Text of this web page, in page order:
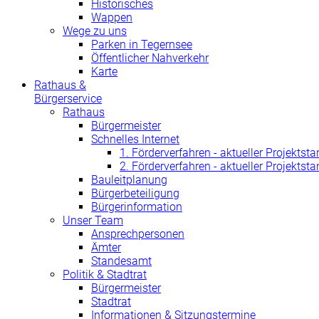
Historisches
Wappen
Wege zu uns
Parken in Tegernsee
Öffentlicher Nahverkehr
Karte
Rathaus &
Bürgerservice
Rathaus
Bürgermeister
Schnelles Internet
1. Förderverfahren - aktueller
2. Förderverfahren - aktueller
Bauleitplanung
Bürgerbeteiligung
Bürgerinformation
Unser Team
Ansprechpersonen
Ämter
Standesamt
Politik & Stadtrat
Bürgermeister
Stadtrat
Informationen & Sitzungstermine